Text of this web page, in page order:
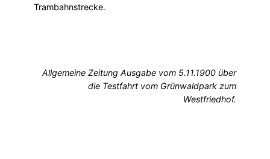
Trambahnstrecke.
Allgemeine Zeitung Ausgabe vom 5.11.1900 über
die Testfahrt vom Grünwaldpark zum
Westfriedhof.